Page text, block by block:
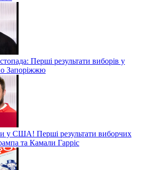
Перші результати виборів у
Запоріжжю
у США! Перші результати виборчих
та Камали Гарріс